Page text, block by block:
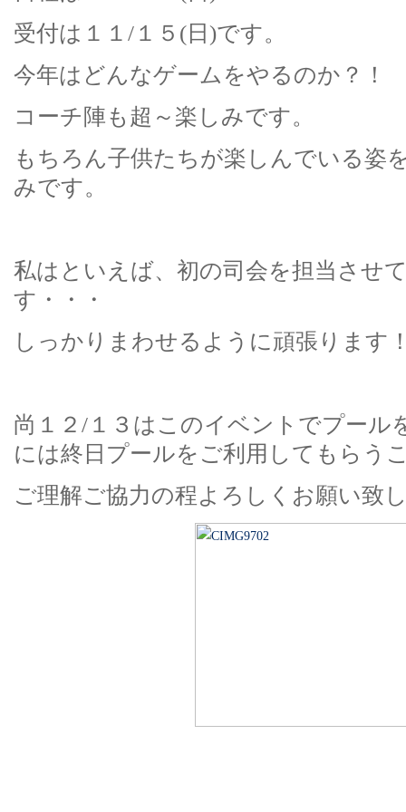
受付は１１/１５(日)です。
今年はどんなゲームをやるのか？！
コーチ陣も超～楽しみです。
もちろん子供たちが楽しんでいる姿
みです。
私はといえば、初の司会を担当させ
す・・・
しっかりまわせるように頑張ります
尚１２/１３はこのイベントでプール
には終日プールをご利用してもらう
ご理解ご協力の程よろしくお願い致